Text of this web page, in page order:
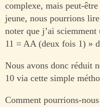
complexe, mais peut-
jeune, nous pourrions
noter que j’ai
11 = AA (deux fois 1) »
Nous avons donc réduit
10 via cette simple
Comment pourrions-